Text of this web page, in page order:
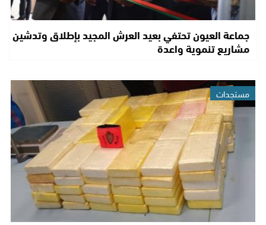
جماعة العيون تحتفي بعيد العرش المجيد بإطلاق وتدشين
مشاريع تنموية واعدة
مستجدات